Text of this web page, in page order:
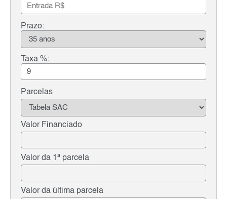
Prazo:
Taxa %:
Parcelas
Valor Financiado
Valor da 1ª parcela
Valor da última parcela